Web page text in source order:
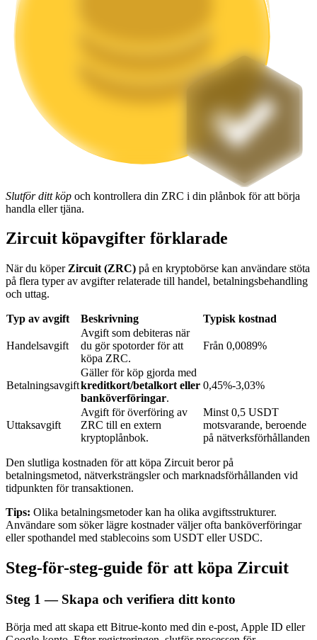
Launchpool
Flexibel insats för att tjäna populära tokens
BTR-låsningar
Exklusiva investeringar för BTR-innehavare
Lån
Slutför ditt köp och kontrollera din ZRC i din plånbok för att börja
handla eller tjäna.
Zircuit köpavgifter förklarade
När du köper Zircuit (ZRC) på en kryptobörse kan användare stöta
på flera typer av avgifter relaterade till handel, betalningsbehandling
och uttag.
Typ av avgift Beskrivning Typisk kostnad
Handelsavgift
Avgift som debiteras när
du gör spotorder för att
köpa ZRC.
Från 0,0089%
Betalningsavgift
Gäller för köp gjorda med
kreditkort/betalkort eller
banköverföringar.
0,45%-3,03%
Uttaksavgift
Avgift för överföring av
ZRC till en extern
kryptoplånbok.
Minst 0,5 USDT
motsvarande, beroende
på nätverksförhållanden
Den slutliga kostnaden för att köpa Zircuit beror på
betalningsmetod, nätverksträngsler och marknadsförhållanden vid
tidpunkten för transaktionen.
Tips: Olika betalningsmetoder kan ha olika avgiftsstrukturer.
Användare som söker lägre kostnader väljer ofta banköverföringar
eller spothandel med stablecoins som USDT eller USDC.
Steg-för-steg-guide för att köpa Zircuit
Steg 1 — Skapa och verifiera ditt konto
Börja med att skapa ett Bitrue-konto med din e-post, Apple ID eller